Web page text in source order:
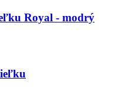
Royal - modrý